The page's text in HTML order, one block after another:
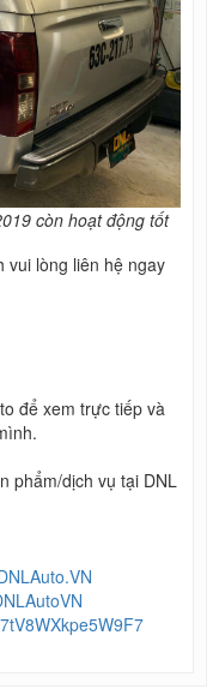
còn hoạt động tốt
vui lòng liên hệ ngay
để xem trực tiếp và
phẩm/dịch vụ tại DNL